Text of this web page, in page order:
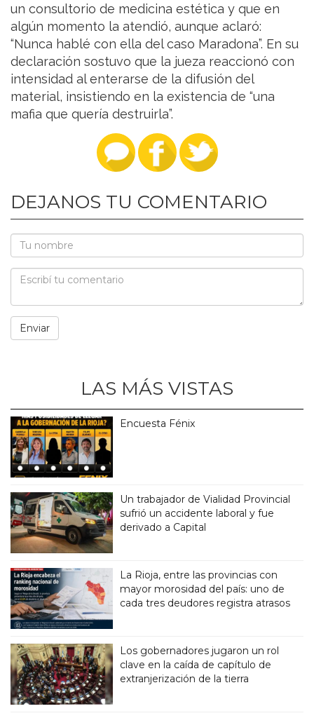
un consultorio de medicina estética y que en
algún momento la atendió, aunque aclaró:
“Nunca hablé con ella del caso Maradona”. En su
declaración sostuvo que la jueza reaccionó con
intensidad al enterarse de la difusión del
material, insistiendo en la existencia de “una
mafia que quería destruirla”.
DEJANOS TU COMENTARIO
LAS MÁS VISTAS
Encuesta Fénix
Un trabajador de Vialidad Provincial
sufrió un accidente laboral y fue
derivado a Capital
La Rioja, entre las provincias con
mayor morosidad del país: uno de
cada tres deudores registra atrasos
Los gobernadores jugaron un rol
clave en la caída de capítulo de
extranjerización de la tierra